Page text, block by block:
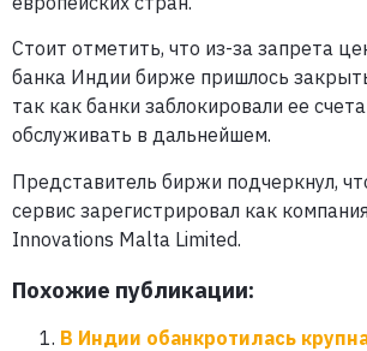
Стоит отметить, что из-за запрета
банка Индии бирже пришлось
так как банки заблокировали ее
обслуживать в дальнейшем.
Представитель биржи подчеркнул,
сервис зарегистрировал как
Innovations Malta Limited.
Похожие публикации:
В Индии обанкротилась